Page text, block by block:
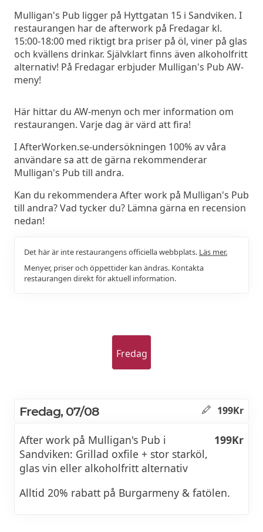
Mulligan's Pub ligger på Hyttgatan 15 i Sandviken. I
restaurangen har de afterwork på Fredagar kl.
15:00-18:00 med riktigt bra priser på öl, viner på glas
och kvällens drinkar. Självklart finns även alkoholfritt
alternativ! På Fredagar erbjuder Mulligan's Pub AW-
meny!
Här hittar du AW-menyn och mer information om
restaurangen. Varje dag är värd att fira!
I AfterWorken.se-undersökningen 100% av våra
användare sa att de gärna rekommenderar
Mulligan's Pub till andra.
Kan du rekommendera After work på Mulligan's Pub
till andra? Vad tycker du? Lämna gärna en recension
nedan!
Det här är inte restaurangens officiella webbplats. Läs mer.
Menyer, priser och öppettider kan ändras. Kontakta
restaurangen direkt för aktuell information.
Fredag
Fredag, 07/08 199Kr
After work på Mulligan's Pub i
Sandviken: Grillad oxfile + stor starköl,
glas vin eller alkoholfritt alternativ
199Kr
Alltid 20% rabatt på Burgarmeny & fatölen.